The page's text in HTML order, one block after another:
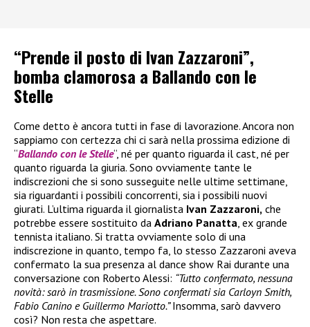
“Prende il posto di Ivan Zazzaroni”,
bomba clamorosa a Ballando con le
Stelle
Come detto è ancora tutti in fase di lavorazione. Ancora non
sappiamo con certezza chi ci sarà nella prossima edizione di
“Ballando con le Stelle“, né per quanto riguarda il cast, né per
quanto riguarda la giuria. Sono ovviamente tante le
indiscrezioni che si sono susseguite nelle ultime settimane,
sia riguardanti i possibili concorrenti, sia i possibili nuovi
giurati. L’ultima riguarda il giornalista Ivan Zazzaroni, che
potrebbe essere sostituito da Adriano Panatta , ex grande
tennista italiano. Si tratta ovviamente solo di una
indiscrezione in quanto, tempo fa, lo stesso Zazzaroni aveva
confermato la sua presenza al dance show Rai durante una
conversazione con Roberto Alessi: “Tutto confermato, nessuna
novità: sarò in trasmissione. Sono confermati sia Carloyn Smith,
Fabio Canino e Guillermo Mariotto.”Insomma, sarò davvero
così? Non resta che aspettare.